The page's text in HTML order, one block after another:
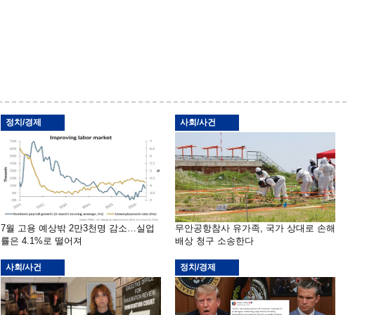
정치/경제
7월 고용 예상밖 2만3천명 감소…실업
률은 4.1%로 떨어져
사회/사건
무안공항참사 유가족, 국가 상대로 손해
배상 청구 소송한다
사회/사건 정치/경제